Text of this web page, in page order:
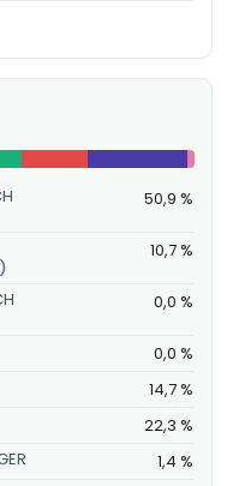
50,9 %
10,7 %
0,0 %
0,0 %
14,7 %
22,3 %
1,4 %